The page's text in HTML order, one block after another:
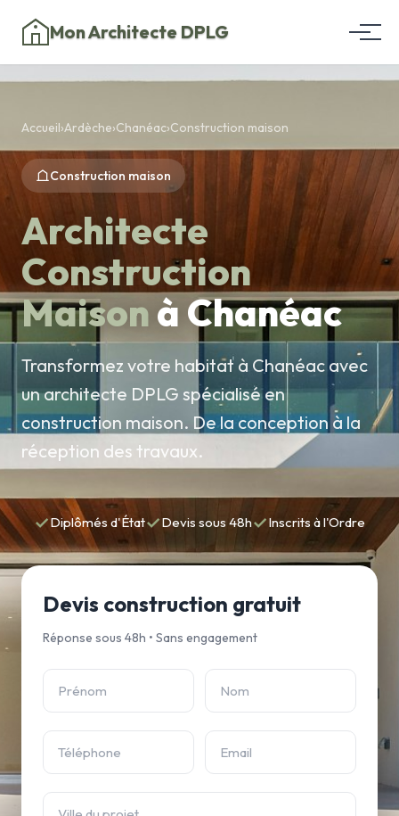
Mon Architecte DPLG
Accueil›Ardèche›Chanéac›Construction maison
Construction maison
Architecte
Construction
Maisonà Chanéac
Transformez votre habitat à Chanéac avec
un architecte DPLG spécialisé en
construction maison. De la conception à la
réception des travaux.
✓Diplômés d'État✓Devis sous 48h✓Inscrits à l'Ordre
Devis construction gratuit
Réponse sous 48h • Sans engagement